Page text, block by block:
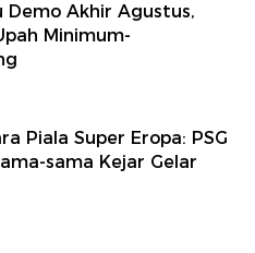
Demo Akhir Agustus,
Minimum-
Piala Super Eropa: PSG
sama Kejar Gelar